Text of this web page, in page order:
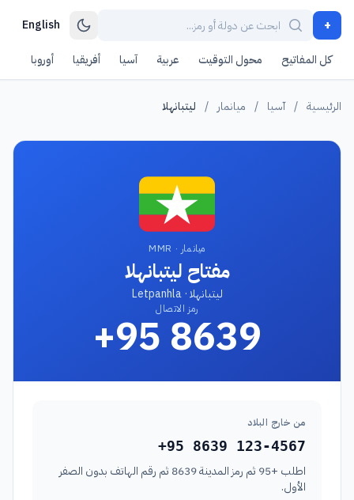
+
English
كل المفاتيح محول التوقيت عربية آسيا أفريقيا أوروبا
الرئيسية / آسيا / ميانمار / ليتبانهلا
ميانمار · MMR
مفتاح ليتبانهلا
ليتبانهلا · Letpanhla
رمز الاتصال
+95 8639
من خارج البلاد
+95 8639 123-4567
اطلب +95 ثم رمز المدينة 8639 ثم رقم الهاتف بدون الصفر
الأول.